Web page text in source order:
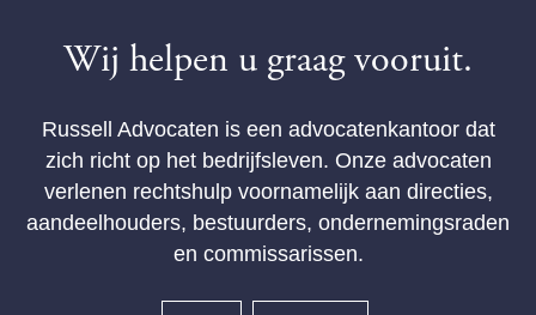
Wij helpen u graag vooruit.
Russell Advocaten is een advocatenkantoor dat
zich richt op het bedrijfsleven. Onze advocaten
verlenen rechtshulp voornamelijk aan directies,
aandeelhouders, bestuurders, ondernemingsraden
en commissarissen.